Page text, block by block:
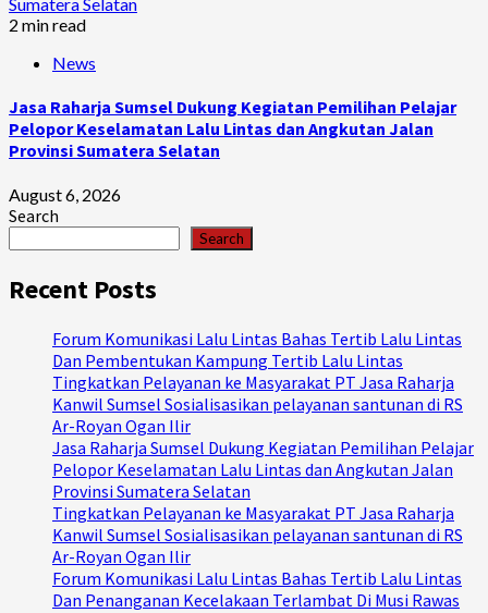
2 min read
News
Jasa Raharja Sumsel Dukung Kegiatan Pemilihan Pelajar
Pelopor Keselamatan Lalu Lintas dan Angkutan Jalan
Provinsi Sumatera Selatan
August 6, 2026
Search
Search
Recent Posts
Forum Komunikasi Lalu Lintas Bahas Tertib Lalu Lintas
Dan Pembentukan Kampung Tertib Lalu Lintas
Tingkatkan Pelayanan ke Masyarakat PT Jasa Raharja
Kanwil Sumsel Sosialisasikan pelayanan santunan di RS
Ar-Royan Ogan Ilir
Jasa Raharja Sumsel Dukung Kegiatan Pemilihan Pelajar
Pelopor Keselamatan Lalu Lintas dan Angkutan Jalan
Provinsi Sumatera Selatan
Tingkatkan Pelayanan ke Masyarakat PT Jasa Raharja
Kanwil Sumsel Sosialisasikan pelayanan santunan di RS
Ar-Royan Ogan Ilir
Forum Komunikasi Lalu Lintas Bahas Tertib Lalu Lintas
Dan Penanganan Kecelakaan Terlambat Di Musi Rawas